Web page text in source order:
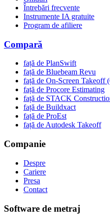
Întrebări frecvente
Instrumente IA gratuite
Program de afiliere
Compară
față de PlanSwift
față de Bluebeam Revu
față de On-Screen Takeoff
față de Procore Estimating
față de STACK
față de Buildxact
față de ProEst
față de Autodesk Takeoff
Companie
Despre
Cariere
Presa
Contact
Software de metraj